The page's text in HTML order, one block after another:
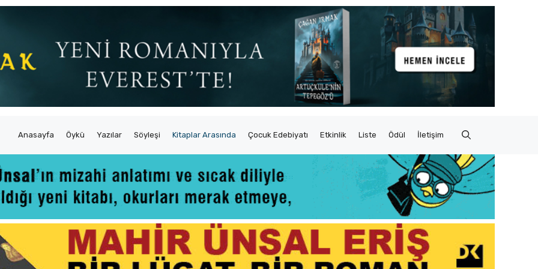
Anasayfa Öykü Yazılar Söyleşi Kitaplar Arasında Çocuk Edebiyatı Etkinlik Liste Ödül İletişim